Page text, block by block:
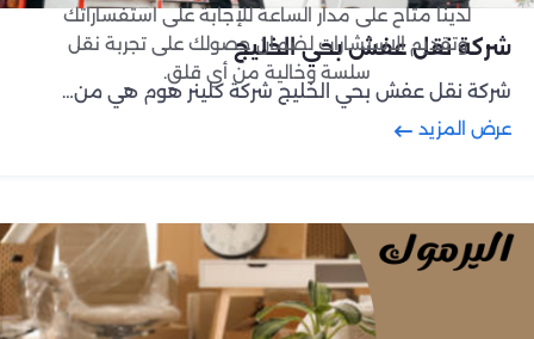
لدينا متاح على مدار الساعة للإجابة على استفساراتك
وتقديم الاستشارات لضمان حصولك على تجربة نقل
سلسة وخالية من أي قلق.
شركة نقل عفش بحي الخليج
شركة نقل عفش بحي الخليج شركة كلينر هوم هي من…
عرض المزيد